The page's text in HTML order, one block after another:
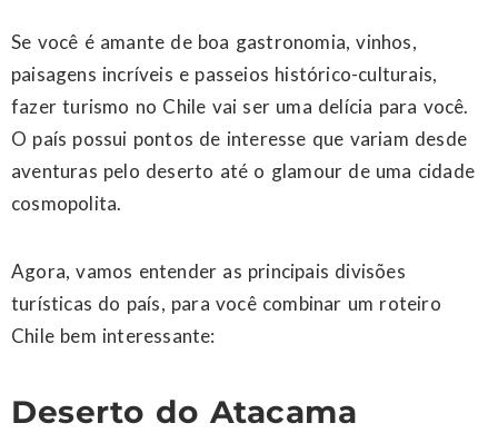
Se você é amante de boa gastronomia, vinhos,
paisagens incríveis e passeios histórico-culturais,
fazer turismo no Chile vai ser uma delícia para você.
O país possui pontos de interesse que variam desde
aventuras pelo deserto até o glamour de uma cidade
cosmopolita.
Agora, vamos entender as principais divisões
turísticas do país, para você combinar um roteiro
Chile bem interessante:
Deserto do Atacama